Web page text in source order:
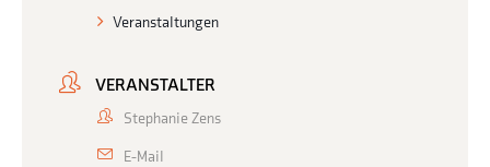
Veranstaltungen
VERANSTALTER
Stephanie Zens
E-Mail